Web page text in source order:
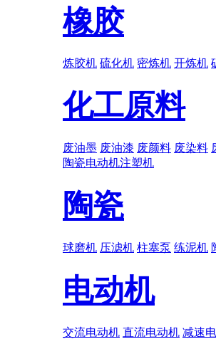
橡胶
炼胶机 硫化机 密炼机 开炼机
化工原料
废油墨 废油漆 废颜料 废染料
陶瓷电动机注塑机
陶瓷
球磨机 压滤机 柱塞泵 练泥机
电动机
交流电动机 直流电动机 减速